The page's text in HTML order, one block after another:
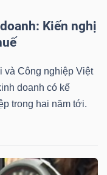
Kiến nghị
và Công nghiệp Việt
doanh có kế
trong hai năm tới.